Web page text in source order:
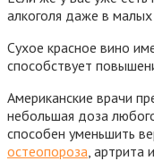
алкоголя даже в
Сухое красное вино
способствует
Американские врачи
небольшая доза
способен уменьшить
остеопороза ,